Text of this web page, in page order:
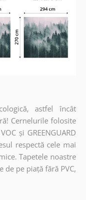
astfel încât
Cernelurile folosite
și GREENGUARD
respectă cele mai
Tapetele noastre
pe piață fără PVC,